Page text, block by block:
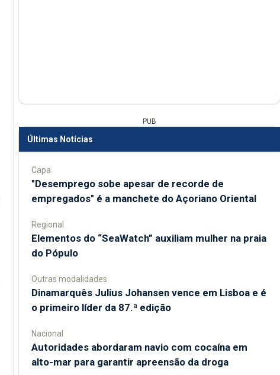
PUB
Últimas Notícias
Capa
"Desemprego sobe apesar de recorde de
empregados" é a manchete do Açoriano Oriental
Regional
​Elementos do “SeaWatch” auxiliam mulher na praia
do Pópulo
Outras modalidades
Dinamarquês Julius Johansen vence em Lisboa e é
o primeiro líder da 87.ª edição
Nacional
Autoridades abordaram navio com cocaína em
alto-mar para garantir apreensão da droga